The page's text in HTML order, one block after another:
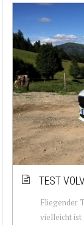
TEST
Fliegender
vielleicht ist